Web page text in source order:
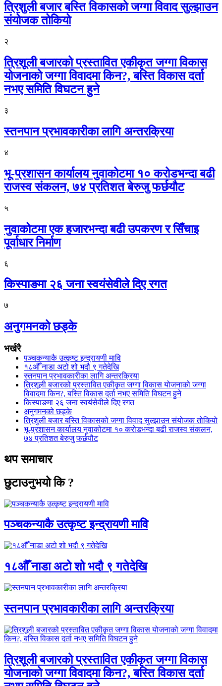
त्रिशुली बजार बस्ति विकासको जग्गा विवाद सुल्झाउन
संयोजक तोकियो
२
त्रिशूली बजारको प्रस्तावित एकीकृत जग्गा विकास
योजनाको जग्गा विवादमा किन?, बस्ति विकास दर्ता
नभए समिति विघटन हुने
३
स्तनपान प्रभावकारीका लागि अन्तरक्रिया
४
भू-प्रशासन कार्यालय नुवाकोटमा १० करोडभन्दा बढी
राजस्व संकलन, ७४ प्रतिशत बेरुजु फर्छयौट
५
नुवाकोटमा एक हजारभन्दा बढी उपकरण र सिँचाइ
पूर्वाधार निर्माण
६
किस्पाङमा २६ जना स्वयंसेवीले दिए रगत
७
अनुगमनको छड्के
भर्खरै
पञ्चकन्याकै उत्कृष्ट इन्द्रायणी मावि
१८औँ नाडा अटो शो भदौ ९ गतेदेखि
स्तनपान प्रभावकारीका लागि अन्तरक्रिया
त्रिशूली बजारको प्रस्तावित एकीकृत जग्गा विकास योजनाको जग्गा
विवादमा किन?, बस्ति विकास दर्ता नभए समिति विघटन हुने
किस्पाङमा २६ जना स्वयंसेवीले दिए रगत
अनुगमनको छड्के
त्रिशुली बजार बस्ति विकासको जग्गा विवाद सुल्झाउन संयोजक तोकियो
भू-प्रशासन कार्यालय नुवाकोटमा १० करोडभन्दा बढी राजस्व संकलन,
७४ प्रतिशत बेरुजु फर्छयौट
थप समाचार
छुटाउनुभयो कि ?
पञ्चकन्याकै उत्कृष्ट इन्द्रायणी मावि
१८औँ नाडा अटो शो भदौ ९ गतेदेखि
स्तनपान प्रभावकारीका लागि अन्तरक्रिया
त्रिशूली बजारको प्रस्तावित एकीकृत जग्गा विकास
योजनाको जग्गा विवादमा किन?, बस्ति विकास दर्ता